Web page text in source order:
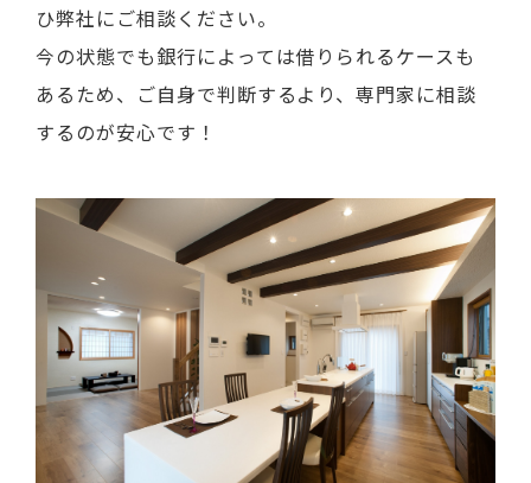
ひ弊社にご相談ください。
今の状態でも銀行によっては借りられるケースも
あるため、ご自身で判断するより、専門家に相談
するのが安心です！